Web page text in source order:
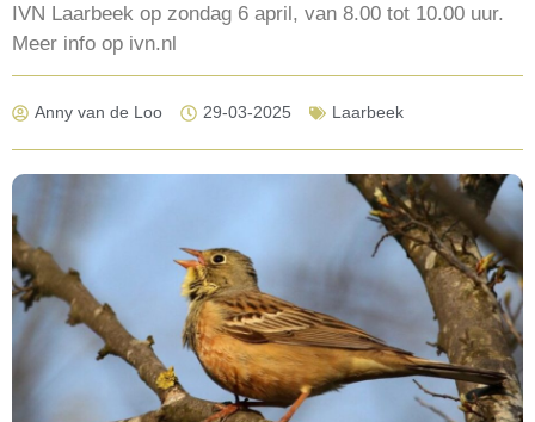
IVN Laarbeek op zondag 6 april, van 8.00 tot 10.00 uur.
Meer info op ivn.nl
Anny van de Loo 29-03-2025 Laarbeek